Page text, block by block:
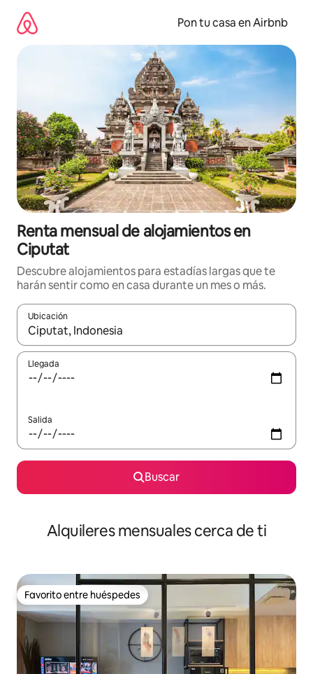
contenido
Pon tu casa en Airbnb
Renta mensual de alojamientos en
Ciputat
Descubre alojamientos para estadías largas que te
harán sentir como en casa durante un mes o más.
Ubicación
Cuando los resultados estén disponibles, navega con las
Llegada
Salida
Buscar
Alquileres mensuales cerca de ti
Favorito entre huéspedes
Favorito entre huéspedes